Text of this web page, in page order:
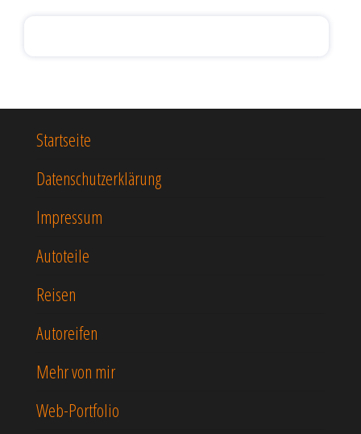
Startseite
Datenschutzerklärung
Impressum
Autoteile
Reisen
Autoreifen
Mehr von mir
Web-Portfolio